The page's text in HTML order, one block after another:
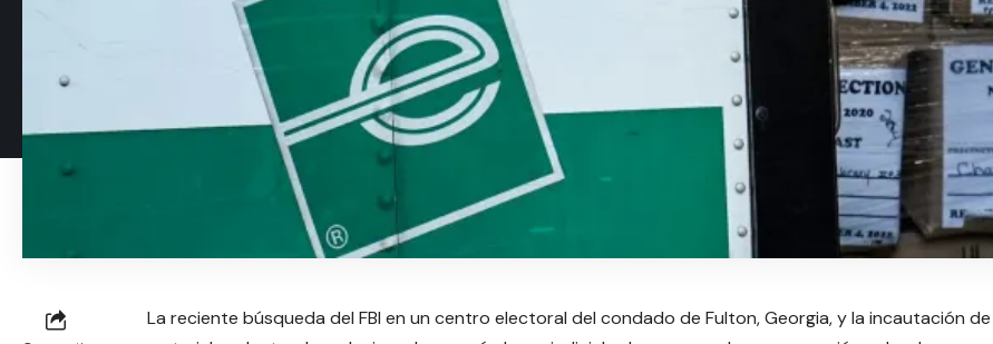
La reciente búsqueda del FBI en un centro electoral del condado de Fulton, Georgia, y la incautación de